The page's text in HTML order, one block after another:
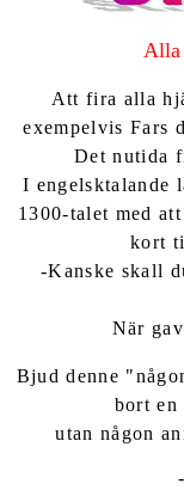
Alla
Att fira alla
exempelvis Fars
Det nutida
I engelsktalande
1300-talet med
kort
-Kanske skall
När
Bjud denne
bort en
utan någon